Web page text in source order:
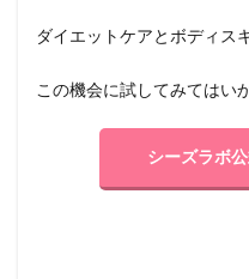
ダイエットケアとボディス
この機会に試してみてはい
シーズラボ